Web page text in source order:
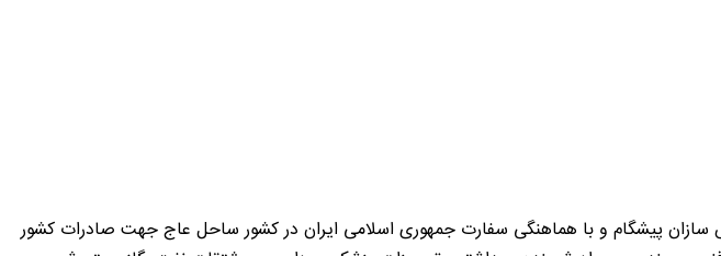
پیشگام و با هماهنگی سفارت جمهوری اسلامی ایران در کشور ساحل عاج جهت صادرات کشور